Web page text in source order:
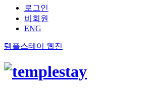
로그인
비회원
ENG
템플스테이 웹진